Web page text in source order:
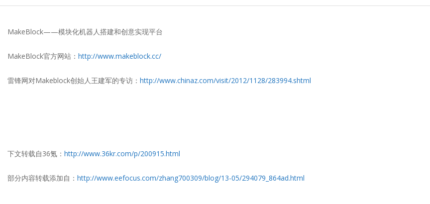
MakeBlock——模块化机器人搭建和创意实现平台
MakeBlock官方网站： http://www.makeblock.cc/
雷锋网对Makeblock创始人王建军的专访： http://www.chinaz.com/visit/2012/1128/283994.shtml
下文转载自36氪： http://www.36kr.com/p/200915.html
部分内容转载添加自： http://www.eefocus.com/zhang700309/blog/13-05/294079_864ad.html